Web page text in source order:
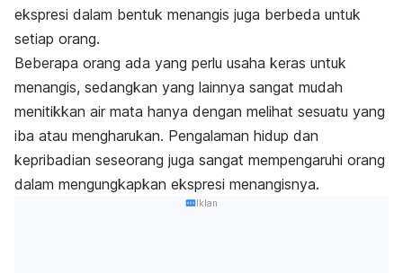
ekspresi dalam bentuk menangis juga berbeda untuk
setiap orang.
Beberapa orang ada yang perlu usaha keras untuk
menangis, sedangkan yang lainnya sangat mudah
menitikkan air mata hanya dengan melihat sesuatu yang
iba atau mengharukan. Pengalaman hidup dan
kepribadian seseorang juga sangat mempengaruhi orang
dalam mengungkapkan ekspresi menangisnya.
Iklan